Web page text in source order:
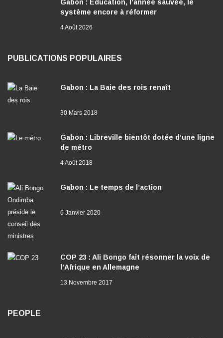
Gabon : Éducation, l’année sauvée, le
système encore à réformer
4 Août 2026
PUBLICATIONS POPULAIRES
Gabon : La Baie des rois renaît
30 Mars 2018
Gabon : Libreville bientôt dotée d’une ligne
de métro
4 Août 2018
Gabon : Le temps de l’action
6 Janvier 2020
COP 23 : Ali Bongo fait résonner la voix de
l’Afrique en Allemagne
13 Novembre 2017
PEOPLE